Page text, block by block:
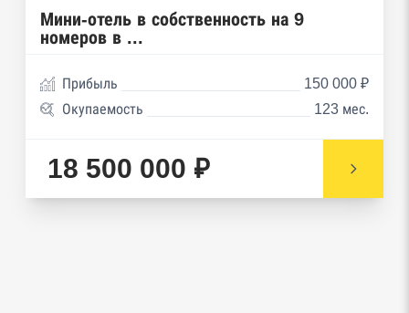
Реестры ФНС
Реестр заключенных госконтрактов
Реестр членов Торгово-промышленной палаты
имущества нотариальной палаты
Реестр недействительных паспортов ФМС
Мини-отель в собственность на 9
номеров в ...
Прибыль
150 000 ₽
Окупаемость
123 мес.
18 500 000 ₽